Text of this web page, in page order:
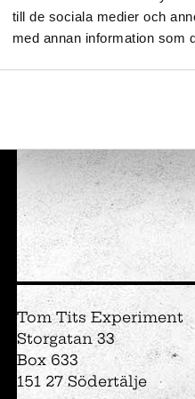
till de sociala medier och
med annan information som
Utställningar
Såpbubbelshow
Experiment
Experimentparken
Mattemagiskt
Optikul!
Intresseanmälan
om
Tom Tits Experiment
Storgatan 33
Box 633
151 27 Södertälje